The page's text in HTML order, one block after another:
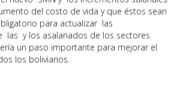
del costo de vida y que éstos sean
para actualizar las
las y los asalariados de los sectores
un paso importante para mejorar el
los bolivianos.